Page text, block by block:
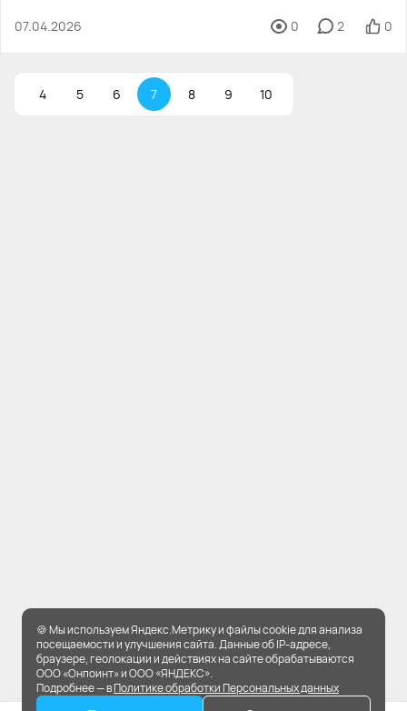
07.04.2026 0 2 0
4 5 6 7 8 9 10
🍪 Мы используем Яндекс.Метрику и файлы cookie для анализа
посещаемости и улучшения сайта. Данные об IP-адресе,
браузере, геолокации и действиях на сайте обрабатываются
ООО «Онпоинт» и ООО «ЯНДЕКС».
Подробнее — вПолитике обработки Персональных данных